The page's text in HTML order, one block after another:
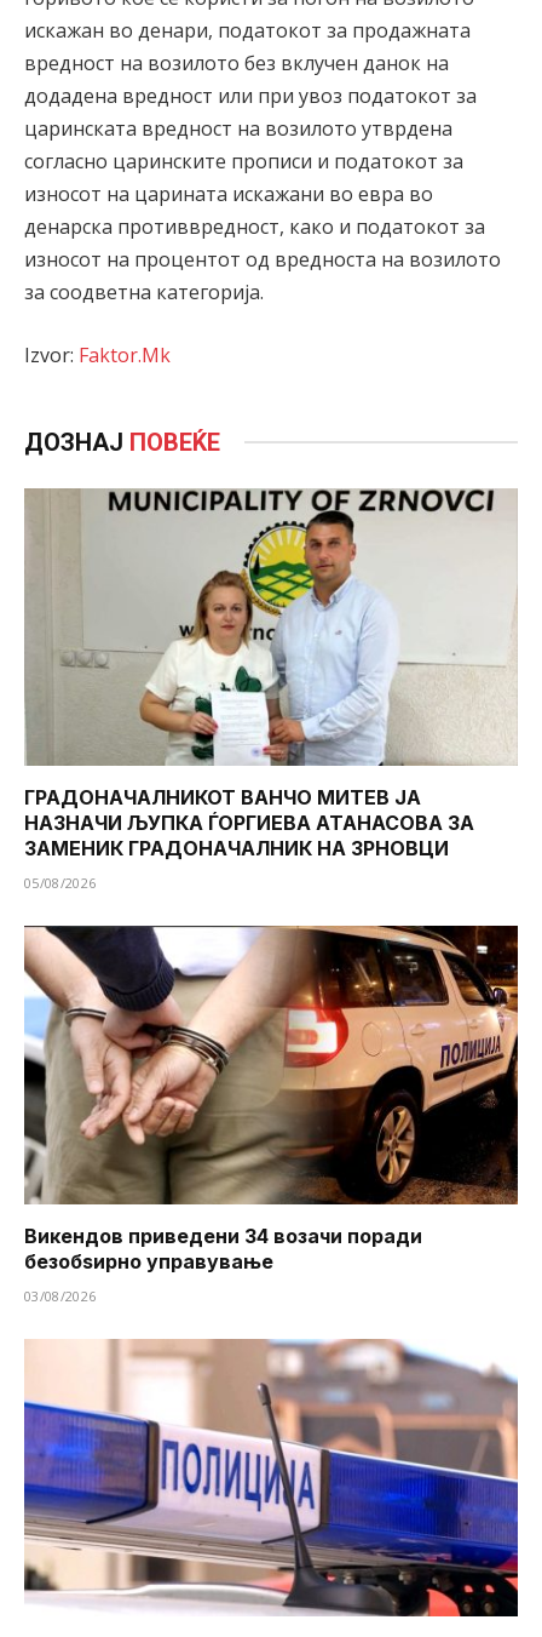
искажан во денари, податокот за продажната
вредност на возилото без вклучен данок на
додадена вредност или при увоз податокот за
царинската вредност на возилото утврдена
согласно царинските прописи и податокот за
износот на царината искажани во евра во
денарска противвредност, како и податокот за
износот на процентот од вредноста на возилото
за соодветна категорија.
Izvor: Faktor.Mk
ДОЗНАЈ ПОВЕЌЕ
ГРАДОНАЧАЛНИКОТ ВАНЧО МИТЕВ ЈА
НАЗНАЧИ ЉУПКА ЃОРГИЕВА АТАНАСОВА ЗА
ЗАМЕНИК ГРАДОНАЧАЛНИК НА ЗРНОВЦИ
05/08/2026
Викендов приведени 34 возачи поради
безобѕирно управување
03/08/2026